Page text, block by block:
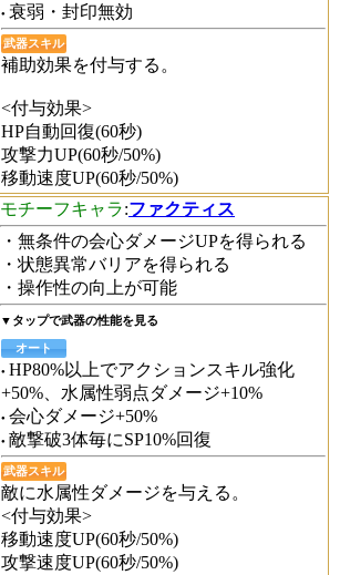
衰弱・封印無効
武器スキル
補助効果を付与する。
<付与効果>
HP自動回復(60秒)
攻撃力UP(60秒/50%)
移動速度UP(60秒/50%)
モチーフキャラ:ファクティス
・無条件の会心ダメージUPを得られる
・状態異常バリアを得られる
・操作性の向上が可能
▼タップで武器の性能を見る
オート
HP80%以上でアクションスキル強化
+50%、水属性弱点ダメージ+10%
会心ダメージ+50%
敵撃破3体毎にSP10%回復
武器スキル
敵に水属性ダメージを与える。
<付与効果>
移動速度UP(60秒/50%)
攻撃速度UP(60秒/50%)